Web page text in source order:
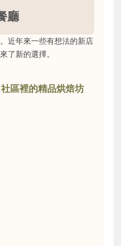
廳
近年來一些有想法的新店
了新的選擇。
區裡的精品烘焙坊